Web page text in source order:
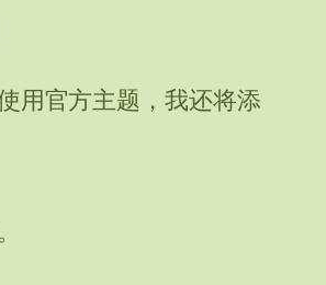
用官方主题，我还将添